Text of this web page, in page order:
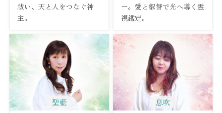
祓い、天と人をつなぐ神
主。
ー。愛と叡智で光へ導く霊
視鑑定。
聖藍 息吹